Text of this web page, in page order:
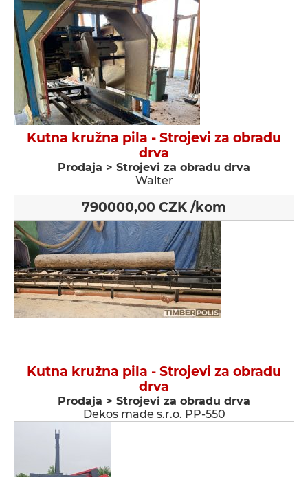
Kutna kružna pila - Strojevi za obradu
drva
Prodaja > Strojevi za obradu drva
Walter
790000,00 CZK /kom
Kutna kružna pila - Strojevi za obradu
drva
Prodaja > Strojevi za obradu drva
Dekos made s.r.o. PP-550